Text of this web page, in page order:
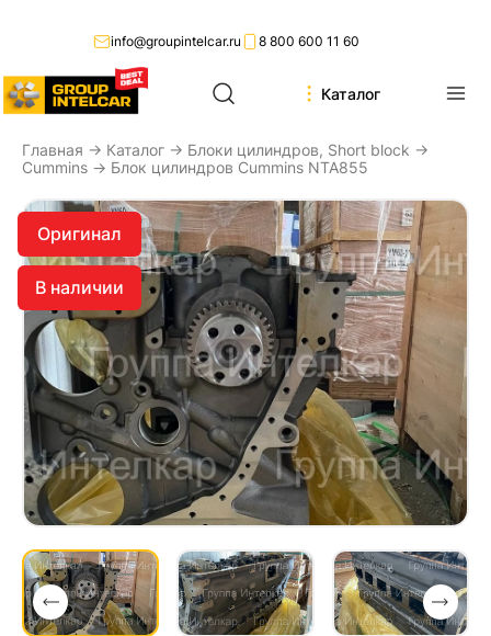
8 800 600 11 60
info@groupintelcar.ru
Каталог
Главная → Каталог → Блоки цилиндров, Short block →
Cummins → Блок цилиндров Cummins NTA855
Оригинал
В наличии